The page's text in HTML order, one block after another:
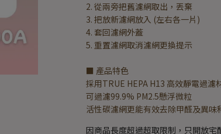
2. 從兩旁把舊濾網取出，丟棄
3. 把放新濾網放入 (左右各一片)
4. 套回濾網外蓋
5. 重置濾網取消濾網更換提示
■ 產品特色
採用TRUE HEPA H13 高效靜電過濾
可過濾99.9% PM2.5懸浮微粒
活性碳濾網更能有效去除甲醛及異味
因商品長度超過超取限制，只開放宅